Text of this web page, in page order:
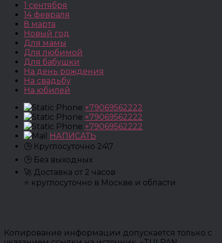
1 сентября
14 февраля
8 марта
Новый год
Для мамы
Для любимой
Для бабушки
На день рождения
На свадьбу
На юбилей
+79069562222
+79069562222
+79069562222
НАПИСАТЬ
🕒 Круглосуточно 24\7
🕒 Без выходных
🚀 Доставка от 2 часов
⭐ круглосуточно в Москве и области
Копирование информации допускается только с